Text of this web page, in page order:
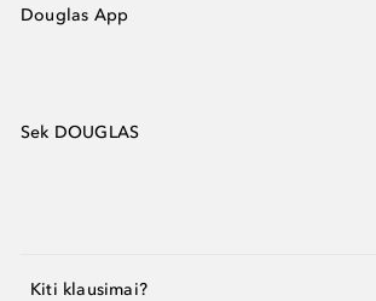
Douglas App
Sek DOUGLAS
Kiti klausimai?